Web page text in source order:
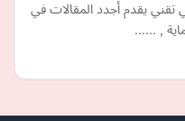
تقني يقدم أجدد المقالات في
, ......